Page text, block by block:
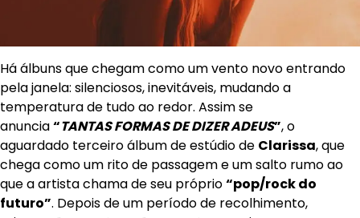
Há álbuns que chegam como um vento novo entrando
pela janela: silenciosos, inevitáveis, mudando a
temperatura de tudo ao redor. Assim se
anuncia“TANTAS FORMAS DE DIZER ADEUS”, o
aguardado terceiro álbum de estúdio de Clarissa, que
chega como um rito de passagem e um salto rumo ao
que a artista chama de seu próprio“pop/rock do
futuro”. Depois de um período de recolhimento,